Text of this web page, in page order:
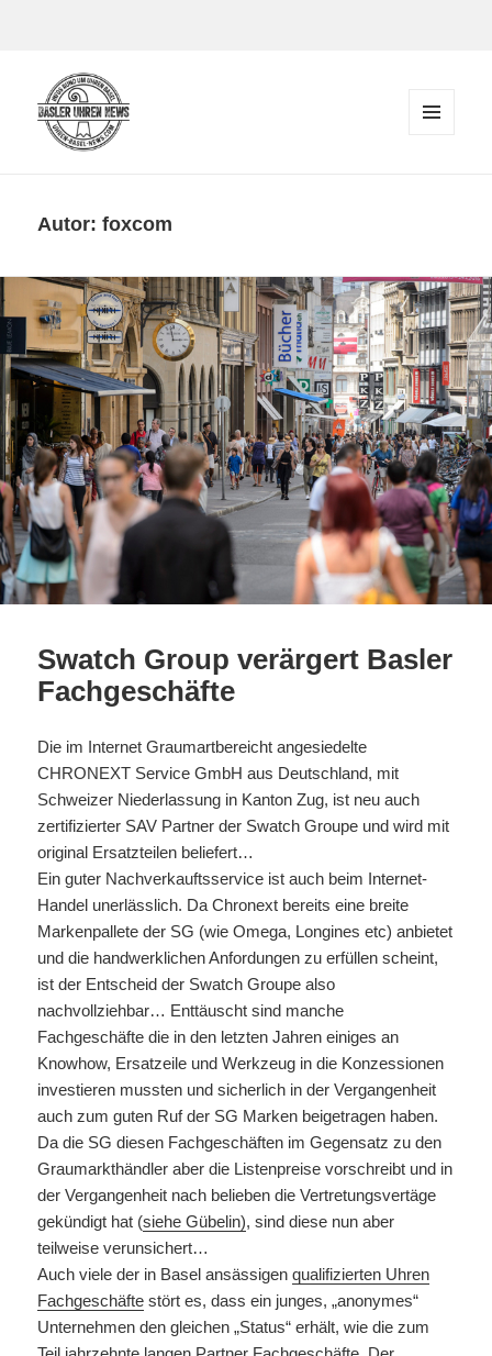
Autor:foxcom
Swatch Group verärgert Basler
Fachgeschäfte
Die im Internet Graumartbereicht angesiedelte
CHRONEXT Service GmbH aus Deutschland, mit
Schweizer Niederlassung in Kanton Zug, ist neu auch
zertifizierter SAV Partner der Swatch Groupe und wird mit
original Ersatzteilen beliefert…
Ein guter Nachverkauftsservice ist auch beim Internet-
Handel unerlässlich. Da Chronext bereits eine breite
Markenpallete der SG (wie Omega, Longines etc) anbietet
und die handwerklichen Anfordungen zu erfüllen scheint,
ist der Entscheid der Swatch Groupe also
nachvollziehbar… Enttäuscht sind manche
Fachgeschäfte die in den letzten Jahren einiges an
Knowhow, Ersatzeile und Werkzeug in die Konzessionen
investieren mussten und sicherlich in der Vergangenheit
auch zum guten Ruf der SG Marken beigetragen haben.
Da die SG diesen Fachgeschäften im Gegensatz zu den
Graumarkthändler aber die Listenpreise vorschreibt und in
der Vergangenheit nach belieben die Vertretungsvertäge
gekündigt hat (siehe Gübelin), sind diese nun aber
teilweise verunsichert…
Auch viele der in Basel ansässigenqualifizierten Uhren
Fachgeschäfte stört es, dass ein junges, „anonymes“
Unternehmen den gleichen „Status“ erhält, wie die zum